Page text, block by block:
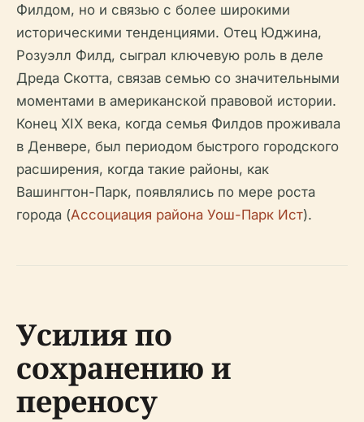
Филдом, но и связью с более широкими
историческими тенденциями. Отец Юджина,
Розуэлл Филд, сыграл ключевую роль в деле
Дреда Скотта, связав семью со значительными
моментами в американской правовой истории.
Конец XIX века, когда семья Филдов проживала
в Денвере, был периодом быстрого городского
расширения, когда такие районы, как
Вашингтон-Парк, появлялись по мере роста
города (Ассоциация района Уош-Парк Ист).
Усилия по
сохранению и
переносу